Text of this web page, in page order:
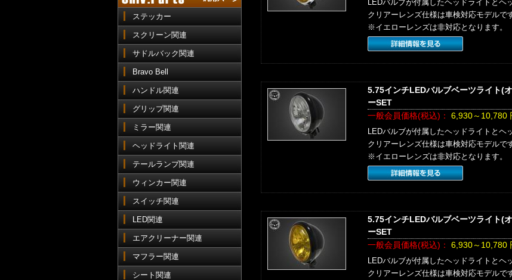
ステッカー
スクリーン関連
サドルバック関連
Bravo Bell
ハンドル関連
グリップ関連
ミラー関連
ヘッドライト関連
テールランプ関連
ウィンカー関連
スイッチ関連
LED関連
エアクリーナー関連
マフラー関連
シート関連
LEDバルブが付属したヘッドライトとヘ
クリアーレンズ仕様は車検対応モデルで
※イエローレンズは非対応となります。
5.75インチLEDバルブベーツライト(
ーSET
一般会員価格(税込)： 6,930～10,780
LEDバルブが付属したヘッドライトとヘ
クリアーレンズ仕様は車検対応モデルで
※イエローレンズは非対応となります。
5.75インチLEDバルブベーツライト(
ーSET
一般会員価格(税込)： 6,930～10,780
LEDバルブが付属したヘッドライトとヘ
クリアーレンズ仕様は車検対応モデルで